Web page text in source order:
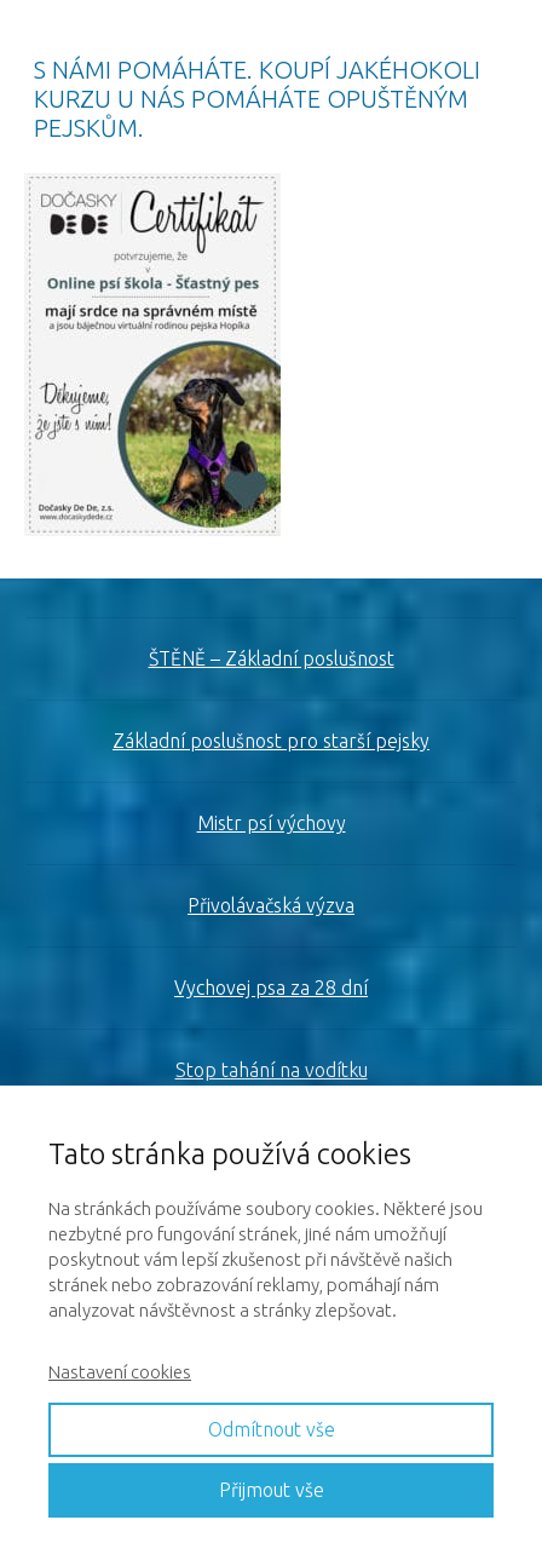
S NÁMI POMÁHÁTE. KOUPÍ JAKÉHOKOLI
KURZU U NÁS POMÁHÁTE OPUŠTĚNÝM
PEJSKŮM.
ŠTĚNĚ – Základní poslušnost
Základní poslušnost pro starší pejsky
Mistr psí výchovy
Přivolávačská výzva
Vychovej psa za 28 dní
Stop tahání na vodítku
Problémové chování
Zábavné psí triky
Dog puller
Individuální pomoc
Recenze
Tato stránka používá cookies
Na stránkách používáme soubory cookies. Některé jsou
nezbytné pro fungování stránek, jiné nám umožňují
poskytnout vám lepší zkušenost při návštěvě našich
stránek nebo zobrazování reklamy, pomáhají nám
analyzovat návštěvnost a stránky zlepšovat.
Nastavení cookies
Odmítnout vše
Přijmout vše
Webinar
3 tajemství úspěšné výchovy psa
čtvrtek, 6 srp 2026, 20:30
ZOBRAZIT DALŠÍ TERMÍNY
VYSÍLÁNÍ ZDARMA ZDE
00
HODIN
07
MINUT
05
SEKUNDY